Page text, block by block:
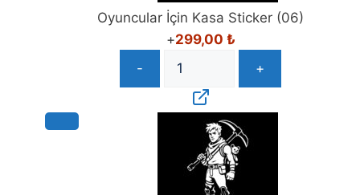
Oyuncular İçin Kasa Sticker (06)
+299,00 ₺
-
+